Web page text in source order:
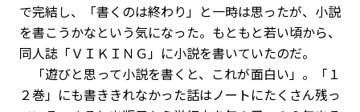
で完結し、「書くのは終わり」と一時は思ったが、小説
を書こうかなという気になった。もともと若い頃から、
同人誌「ＶＩＫＩＮＧ」に小説を書いていたのだ。
「遊びと思って小説を書くと、これが面白い」。「１
２巻」にも書ききれなかった話はノートにたくさん残っ